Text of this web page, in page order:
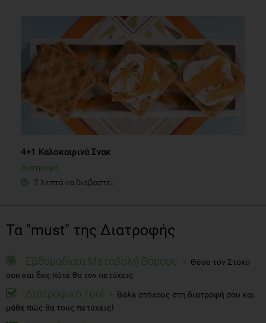
4+1 Καλοκαιρινά Σνακ
Διατροφή
2 λεπτά να διαβαστεί
Τα "must" της Διατροφής
Εβδομαδίαια Μεταβολή Βάρους
Θέσε τον Στόχο
σου και δες πότε θα τον πετύχεις
Διατροφικό Tool
Βάλε στόχους στη διατροφή σου και
μάθε πώς θα τους πετύχεις!